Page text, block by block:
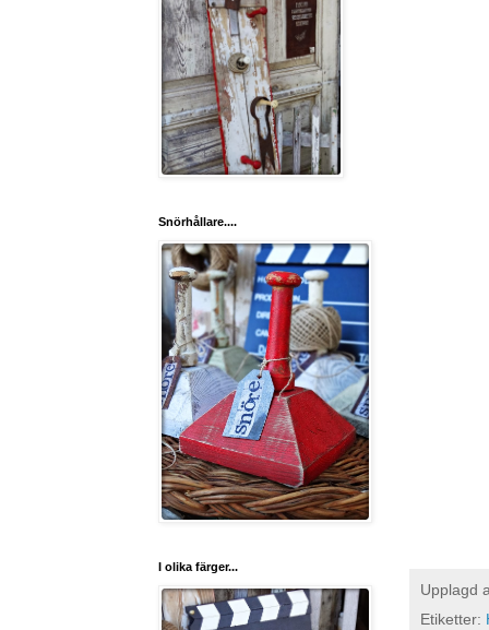
Upplagd
Etiketter:
Snörhållare....
I olika färger...